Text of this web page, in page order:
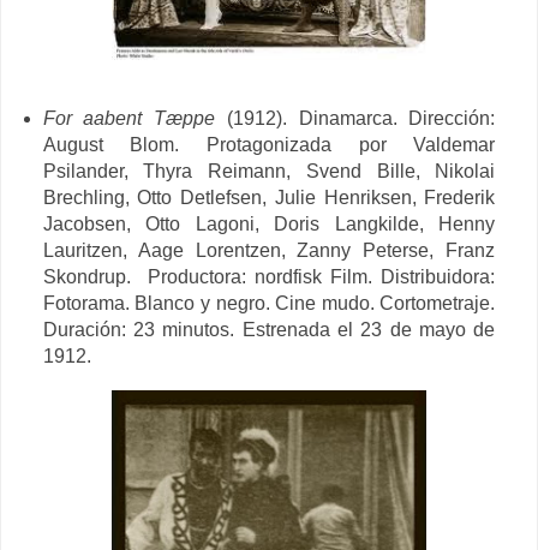
For aabent Tæppe (1912). Dinamarca. Dirección:
August Blom. Protagonizada por
Valdemar
Psilander, Thyra Reimann, Svend Bille, Nikolai
Brechling, Otto Detlefsen, Julie Henriksen, Frederik
Jacobsen, Otto Lagoni, Doris Langkilde, Henny
Lauritzen, Aage Lorentzen, Zanny Peterse, Franz
Skondrup. Productora: nordfisk Film. Distribuidora:
Fotorama. Blanco y negro. Cine mudo. Cortometraje.
Duración: 23 minutos. Estrenada el 23 de mayo de
1912.